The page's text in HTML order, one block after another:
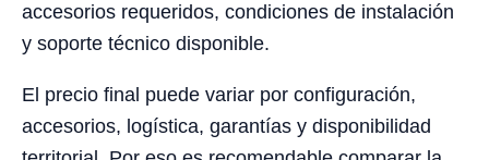
accesorios requeridos, condiciones de instalación
y soporte técnico disponible.
El precio final puede variar por configuración,
accesorios, logística, garantías y disponibilidad